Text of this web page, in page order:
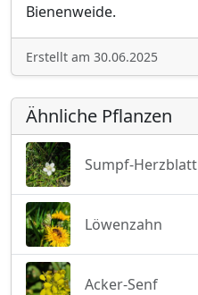
Bienenweide.
Erstellt am 30.06.2025
Ähnliche Pflanzen
Sumpf-Herzblatt
Löwenzahn
Acker-Senf